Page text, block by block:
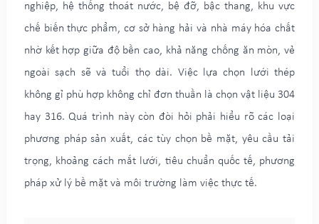
nghiệp, hệ thống thoát nước, bệ đỡ, bậc thang, khu vực
chế biến thực phẩm, cơ sở hàng hải và nhà máy hóa chất
nhờ kết hợp giữa độ bền cao, khả năng chống ăn mòn, vẻ
ngoài sạch sẽ và tuổi thọ dài. Việc lựa chọn lưới thép
không gỉ phù hợp không chỉ đơn thuần là chọn vật liệu 304
hay 316. Quá trình này còn đòi hỏi phải hiểu rõ các loại
phương pháp sản xuất, các tùy chọn bề mặt, yêu cầu tải
trọng, khoảng cách mắt lưới, tiêu chuẩn quốc tế, phương
pháp xử lý bề mặt và môi trường làm việc thực tế.